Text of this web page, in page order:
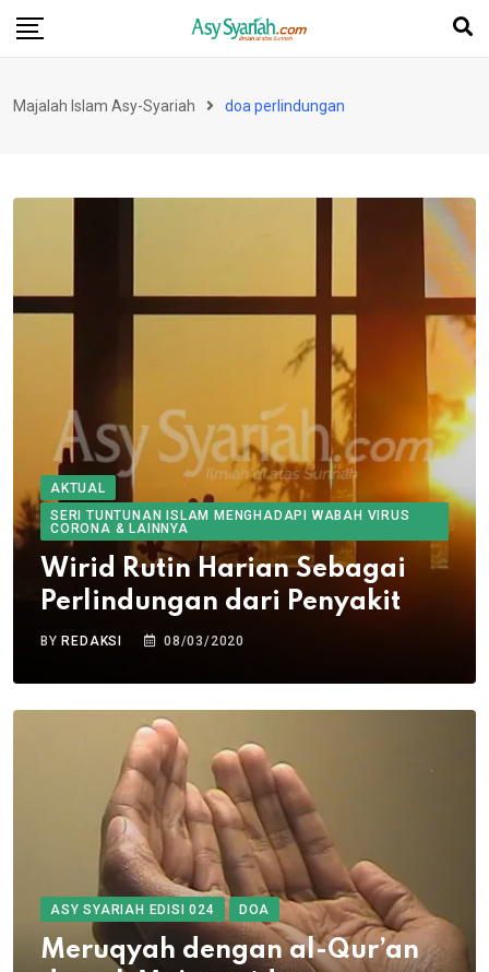
Skip
Majalah Islam Asy-Syariah doa perlindungan
AKTUAL
SERI TUNTUNAN ISLAM MENGHADAPI WABAH VIRUS
CORONA & LAINNYA
Wirid Rutin Harian Sebagai
Perlindungan dari Penyakit
BYREDAKSI 08/03/2020
ASY SYARIAH EDISI 024 DOA
Meruqyah dengan al-Qur’an